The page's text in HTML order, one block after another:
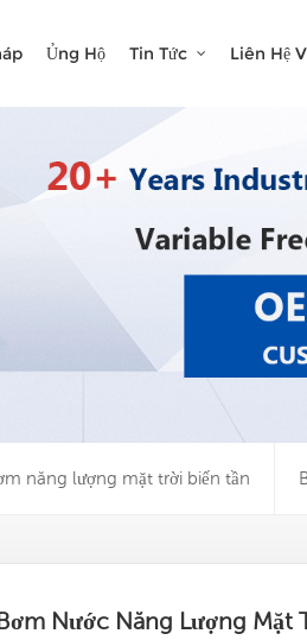
Ủng Hộ Tin Tức Liên Hệ
Tìm Kiếm Cái Gì?
năng lượng mặt trời biến tần
Nước Năng Lượng Mặt